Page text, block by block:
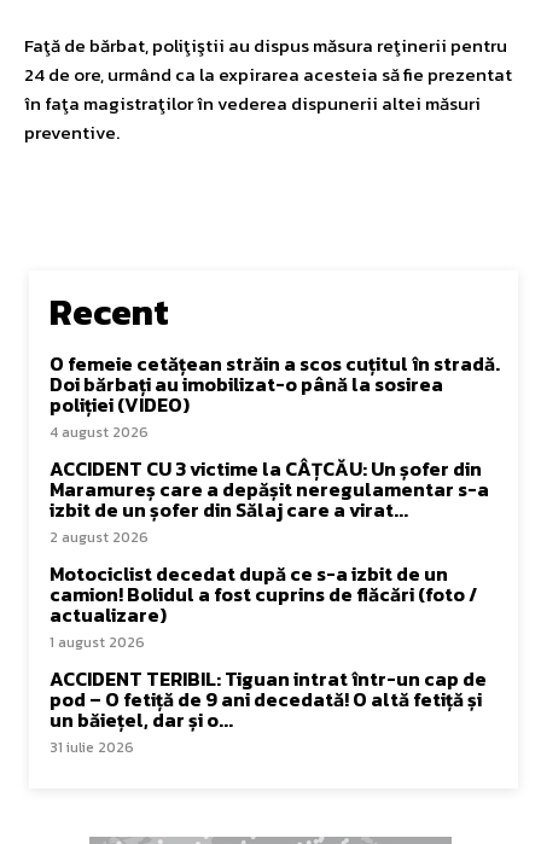
Faţă de bărbat, poliţiştii au dispus măsura reţinerii pentru
24 de ore, urmând ca la expirarea acesteia să fie prezentat
în faţa magistraţilor în vederea dispunerii altei măsuri
preventive.
Recent
O femeie cetățean străin a scos cuțitul în stradă.
Doi bărbați au imobilizat-o până la sosirea
poliției (VIDEO)
4 august 2026
ACCIDENT CU 3 victime la CÂȚCĂU: Un șofer din
Maramureș care a depășit neregulamentar s-a
izbit de un șofer din Sălaj care a virat...
2 august 2026
Motociclist decedat după ce s-a izbit de un
camion! Bolidul a fost cuprins de flăcări (foto /
actualizare)
1 august 2026
ACCIDENT TERIBIL: Tiguan intrat într-un cap de
pod – O fetiță de 9 ani decedată! O altă fetiță și
un băiețel, dar și o...
31 iulie 2026